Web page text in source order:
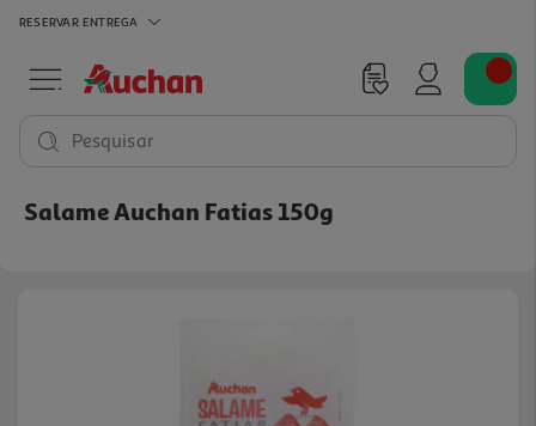
RESERVAR ENTREGA
Pesquisar
Salame Auchan Fatias 150g